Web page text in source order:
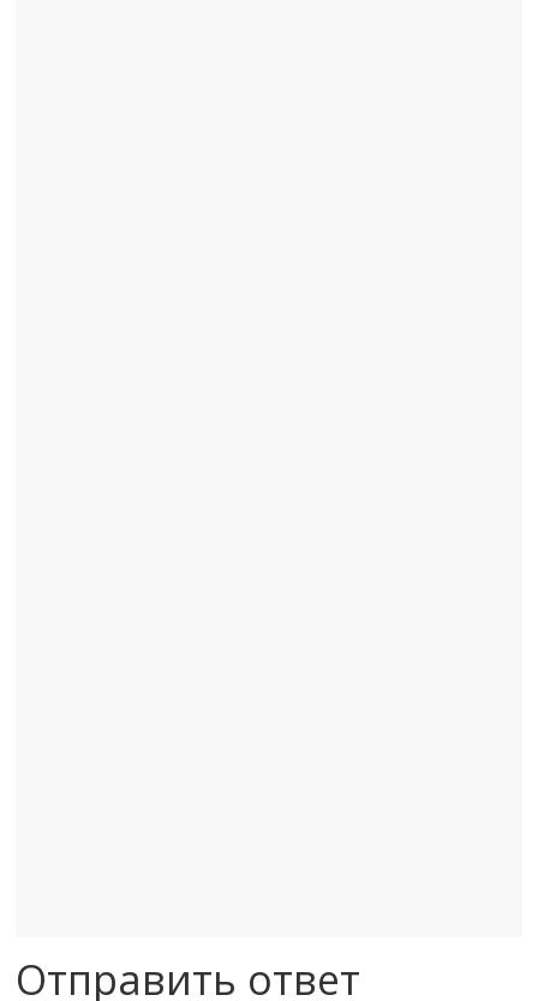
Отправить ответ